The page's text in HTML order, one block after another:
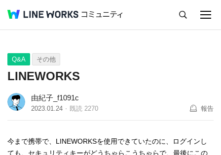
Q&A Tips Ideas
Q&A その他
LINEWORKS
由紀子_f1091c
2023.01.24 既読 2270 報告
今まで携帯で、LINEWORKSを使用できていたのに、ログインし
ても、セキュリティキーがどうちゃらこうちゃらで、最後にこの